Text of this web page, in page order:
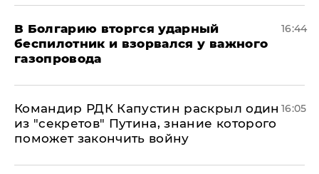
В Болгарию вторгся ударный
беспилотник и взорвался у важного
газопровода
16:44
Командир РДК Капустин раскрыл один
из "секретов" Путина, знание которого
поможет закончить войну
16:05